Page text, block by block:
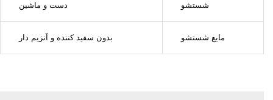
شستشو دست و ماشین
مایع شستشو بدون سفید کننده و آنزیم دار